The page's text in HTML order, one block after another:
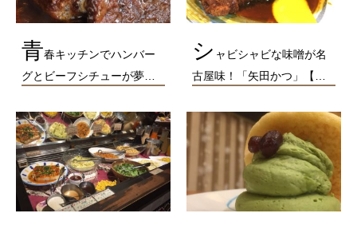
青春キッチンでハンバー
グとビーフシチューが夢…
シ ャビシャビな味噌が名
古屋味！「矢田かつ」【…